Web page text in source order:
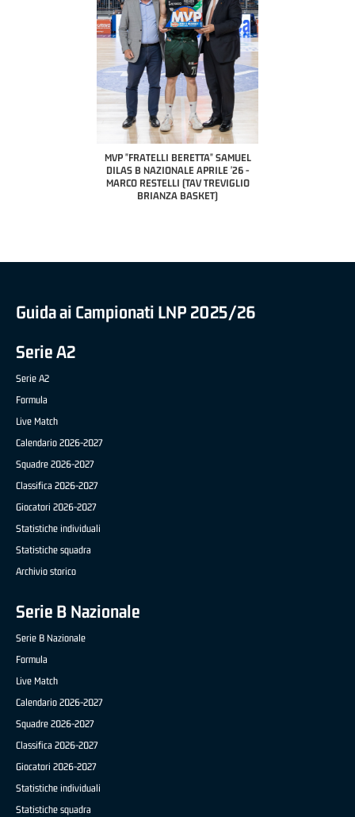
MVP "FRATELLI BERETTA" SAMUEL
DILAS B NAZIONALE APRILE '26 -
MARCO RESTELLI (TAV TREVIGLIO
BRIANZA BASKET)
Guida ai Campionati LNP 2025/26
Serie A2
Serie A2
Formula
Live Match
Calendario 2026-2027
Squadre 2026-2027
Classifica 2026-2027
Giocatori 2026-2027
Statistiche individuali
Statistiche squadra
Archivio storico
Serie B Nazionale
Serie B Nazionale
Formula
Live Match
Calendario 2026-2027
Squadre 2026-2027
Classifica 2026-2027
Giocatori 2026-2027
Statistiche individuali
Statistiche squadra